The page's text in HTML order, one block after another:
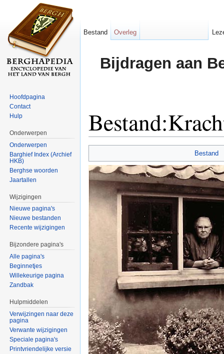
Bijdragen aan
Bestand
Bestand Overleg
Hoofdpagina
Contact
Hulp
Onderwerpen
Onderwerpen
Barghief Index (Archief
HKB)
Berghse woorden
Jaartallen
Wijzigingen
Nieuwe pagina's
Nieuwe bestanden
Recente wijzigingen
Bijzondere pagina's
Alle pagina's
Beginnetjes
Willekeurige pagina
Zandbak
Hulpmiddelen
Verwijzingen naar deze
pagina
Verwante wijzigingen
Speciale pagina's
Printvriendelijke versie